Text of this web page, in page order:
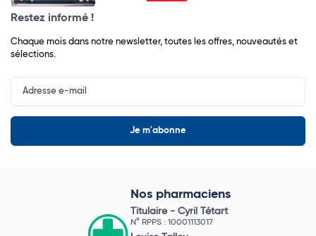
Restez informé !
Chaque mois dans notre newsletter, toutes les offres, nouveautés et
sélections.
Input
Newsletter
Nos pharmaciens
Titulaire - Cyril Tétart
N° RPPS : 10001113017